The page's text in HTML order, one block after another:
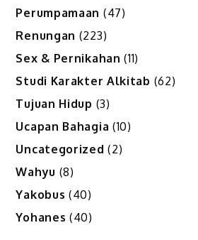
Perumpamaan (47)
Renungan (223)
Sex & Pernikahan (11)
Studi Karakter Alkitab (62)
Tujuan Hidup (3)
Ucapan Bahagia (10)
Uncategorized (2)
Wahyu (8)
Yakobus (40)
Yohanes (40)